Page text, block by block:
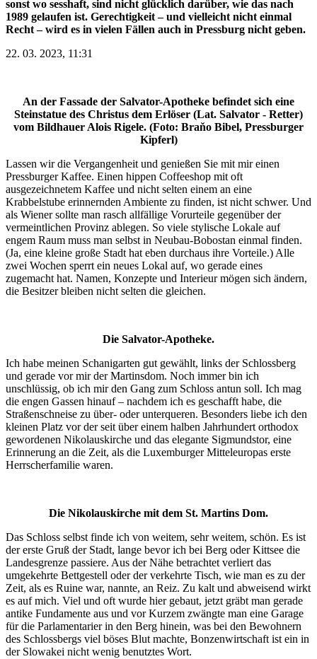
sonst wo sesshaft, sind nicht glücklich darüber, wie das nach
1989 gelaufen ist. Gerechtigkeit – und vielleicht nicht einmal
Recht – wird es in vielen Fällen auch in Pressburg nicht geben.
22. 03. 2023, 11:31
An der Fassade der Salvator-Apotheke befindet sich eine
Steinstatue des Christus dem Erlöser (Lat. Salvator - Retter)
vom Bildhauer Alois Rigele. (Foto: Braňo Bibel, Pressburger
Kipferl)
Lassen wir die Vergangenheit und genießen Sie mit mir einen
Pressburger Kaffee. Einen hippen Coffeeshop mit oft
ausgezeichnetem Kaffee und nicht selten einem an eine
Krabbelstube erinnernden Ambiente zu finden, ist nicht schwer. Und
als Wiener sollte man rasch allfällige Vorurteile gegenüber der
vermeintlichen Provinz ablegen. So viele stylische Lokale auf
engem Raum muss man selbst in Neubau-Bobostan einmal finden.
(Ja, eine kleine große Stadt hat eben durchaus ihre Vorteile.) Alle
zwei Wochen sperrt ein neues Lokal auf, wo gerade eines
zugemacht hat. Namen, Konzepte und Interieur mögen sich ändern,
die Besitzer bleiben nicht selten die gleichen.
Die Salvator-Apotheke.
Ich habe meinen Schanigarten gut gewählt, links der Schlossberg
und gerade vor mir der Martinsdom. Noch immer bin ich
unschlüssig, ob ich mir den Gang zum Schloss antun soll. Ich mag
die engen Gassen hinauf – nachdem ich es geschafft habe, die
Straßenschneise zu über- oder unterqueren. Besonders liebe ich den
kleinen Platz vor der seit über einem halben Jahrhundert orthodox
gewordenen Nikolauskirche und das elegante Sigmundstor, eine
Erinnerung an die Zeit, als die Luxemburger Mitteleuropas erste
Herrscherfamilie waren.
Die Nikolauskirche mit dem St. Martins Dom.
Das Schloss selbst finde ich von weitem, sehr weitem, schön. Es ist
der erste Gruß der Stadt, lange bevor ich bei Berg oder Kittsee die
Landesgrenze passiere. Aus der Nähe betrachtet verliert das
umgekehrte Bettgestell oder der verkehrte Tisch, wie man es zu der
Zeit, als es Ruine war, nannte, an Reiz. Zu kalt und abweisend wirkt
es auf mich. Viel und oft wurde hier gebaut, jetzt gräbt man gerade
antike Fundamente aus und vor Kurzem zwängte man eine Garage
für die Parlamentarier in den Berg hinein, was bei den Bewohnern
des Schlossbergs viel böses Blut machte, Bonzenwirtschaft ist ein in
der Slowakei nicht wenig benutztes Wort.